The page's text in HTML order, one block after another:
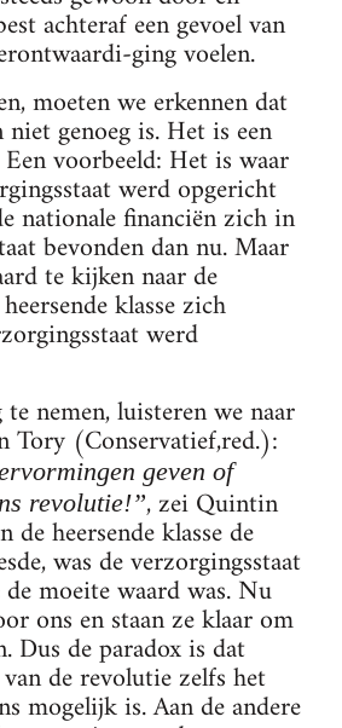
achteraf een gevoel van
ging voelen.
moeten we erkennen dat
genoeg is. Het is een
voorbeeld: Het is waar
werd opgericht
nationale financiën zich in
bevonden dan nu. Maar
te kijken naar de
klasse zich
werd
nemen, luisteren we naar
Tory (Conservatief,red.):
geven of
revolutie!”, zei Quintin
heersende klasse de
was de verzorgingsstaat
moeite waard was. Nu
ons en staan ze klaar om
Dus de paradox is dat
de revolutie zelfs het
mogelijk is. Aan de andere